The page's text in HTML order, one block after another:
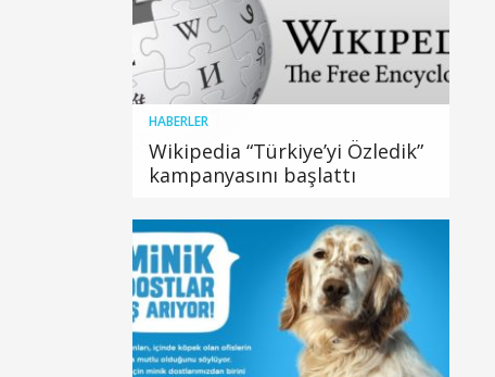
HABERLER
Wikipedia “Türkiye’yi Özledik”
kampanyasını başlattı